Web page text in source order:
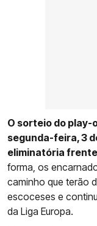
O sorteio do play-
segunda-feira, 3
eliminatória
forma, os
caminho que terão
escoceses e
da Liga Europa.